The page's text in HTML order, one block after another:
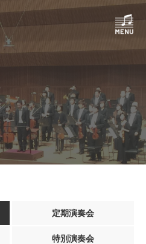
定期演奏会
特別演奏会